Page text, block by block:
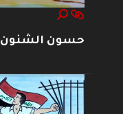
حسون الشنون